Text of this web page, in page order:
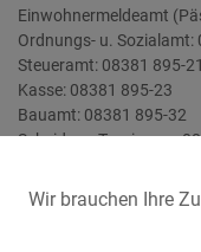
Einwohnermeldeamt
Ordnungs- u. Sozialamt:
Steueramt: 08381 895-21
Kasse: 08381 895-23
Bauamt: 08381 895-32
Scheidegg-Tourismus:
Wir brauchen Ihre